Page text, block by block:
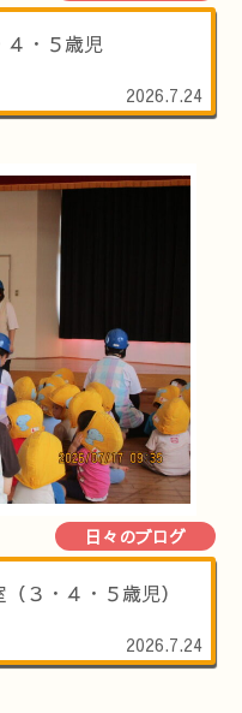
・５歳児
2026.7.24
日々のブログ
３・４・５歳児）
2026.7.24